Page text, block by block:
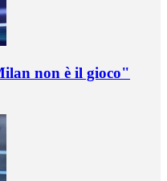
non è il gioco"